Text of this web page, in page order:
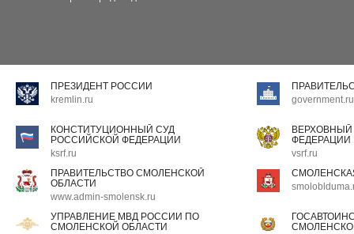
ПРЕЗИДЕНТ РОССИИ
kremlin.ru
government.ru
КОНСТИТУЦИОННЫЙ СУД
РОССИЙСКОЙ ФЕДЕРАЦИИ
ksrf.ru
ФЕДЕРАЦИИ
vsrf.ru
ПРАВИТЕЛЬСТВО СМОЛЕНСКОЙ
ОБЛАСТИ
www.admin-smolensk.ru
УПРАВЛЕНИЕ МВД РОССИИ ПО
СМОЛЕНСКОЙ ОБЛАСТИ